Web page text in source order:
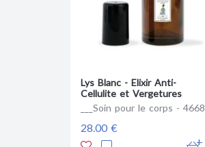
Lys Blanc - Elixir Anti-
Cellulite et Vergetures
___Soin pour le corps - 4668
28.00 €